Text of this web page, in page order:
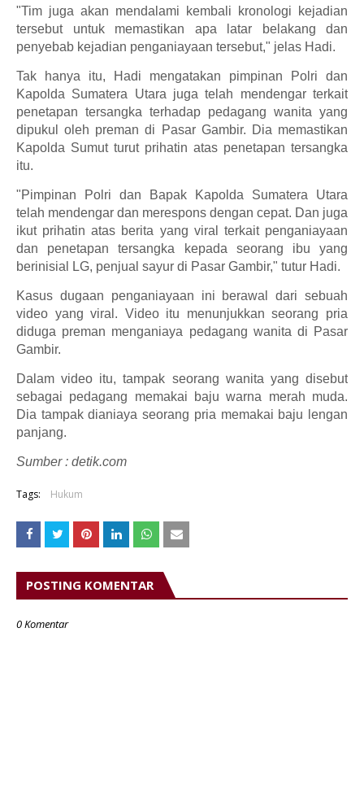
"Tim juga akan mendalami kembali kronologi kejadian
tersebut untuk memastikan apa latar belakang dan
penyebab kejadian penganiayaan tersebut," jelas Hadi.
Tak hanya itu, Hadi mengatakan pimpinan Polri dan
Kapolda Sumatera Utara juga telah mendengar terkait
penetapan tersangka terhadap pedagang wanita yang
dipukul oleh preman di Pasar Gambir. Dia memastikan
Kapolda Sumut turut prihatin atas penetapan tersangka
itu.
"Pimpinan Polri dan Bapak Kapolda Sumatera Utara
telah mendengar dan merespons dengan cepat. Dan juga
ikut prihatin atas berita yang viral terkait penganiayaan
dan penetapan tersangka kepada seorang ibu yang
berinisial LG, penjual sayur di Pasar Gambir," tutur Hadi.
Kasus dugaan penganiayaan ini berawal dari sebuah
video yang viral. Video itu menunjukkan seorang pria
diduga preman menganiaya pedagang wanita di Pasar
Gambir.
Dalam video itu, tampak seorang wanita yang disebut
sebagai pedagang memakai baju warna merah muda.
Dia tampak dianiaya seorang pria memakai baju lengan
panjang.
Sumber : detik.com
Tags: Hukum
POSTING KOMENTAR
0 Komentar